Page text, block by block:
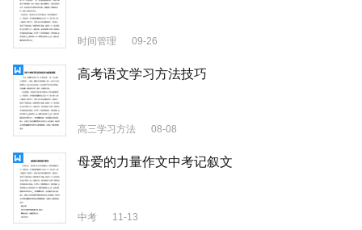
时间管理 09-26
高考语文学习方法技巧
高三学习方法 08-08
母爱的力量作文中考记叙文
中考 11-13